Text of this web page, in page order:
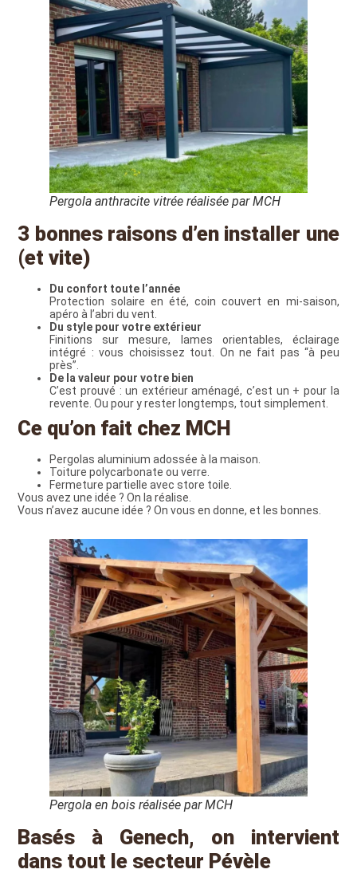
Pergola anthracite vitrée réalisée par MCH
3 bonnes raisons d’en installer une
(et vite)
Du confort toute l’année
Protection solaire en été, coin couvert en mi-saison,
apéro à l’abri du vent.
Du style pour votre extérieur
Finitions sur mesure, lames orientables, éclairage
intégré : vous choisissez tout. On ne fait pas “à peu
près”.
De la valeur pour votre bien
C’est prouvé : un extérieur aménagé, c’est un + pour la
revente. Ou pour y rester longtemps, tout simplement.
Ce qu’on fait chez MCH
Pergolas aluminium adossée à la maison.
Toiture polycarbonate ou verre.
Fermeture partielle avec store toile.
Vous avez une idée ? On la réalise.
Vous n’avez aucune idée ? On vous en donne, et les bonnes.
Pergola en bois réalisée par MCH
Basés à Genech, on intervient
dans tout le secteur Pévèle